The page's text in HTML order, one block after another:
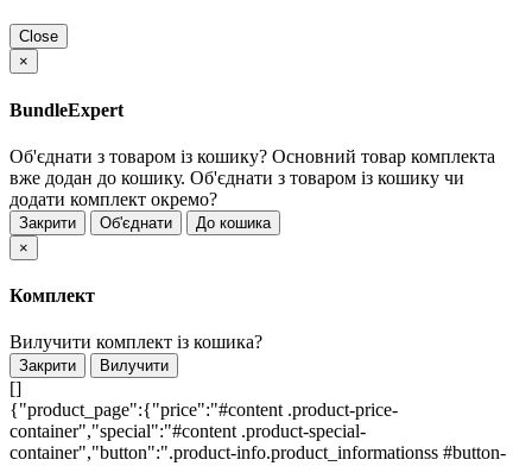
Close
×
BundleExpert
Об'єднати з товаром із кошику? Основний товар комплекта
вже додан до кошику. Об'єднати з товаром із кошику чи
додати комплект окремо?
Закрити Об'єднати
До кошика
×
Комплект
Вилучити комплект із кошика?
Закрити Вилучити
[]
{"product_page":{"price":"#content .product-price-
container","special":"#content .product-special-
container","button":".product-info.product_informationss #button-